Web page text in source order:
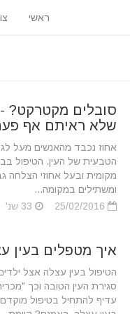
ראשי
סובלים מקטרקט?
שלא ראיתם אף
הטבעית של העין. הטיפול
מקומית ובעל אחוזי הצלחה
ומשתילים במקומה...
איך מטפלים בעין
סגירת העין הטובה וכך
עדיף להתחיל בטיפול